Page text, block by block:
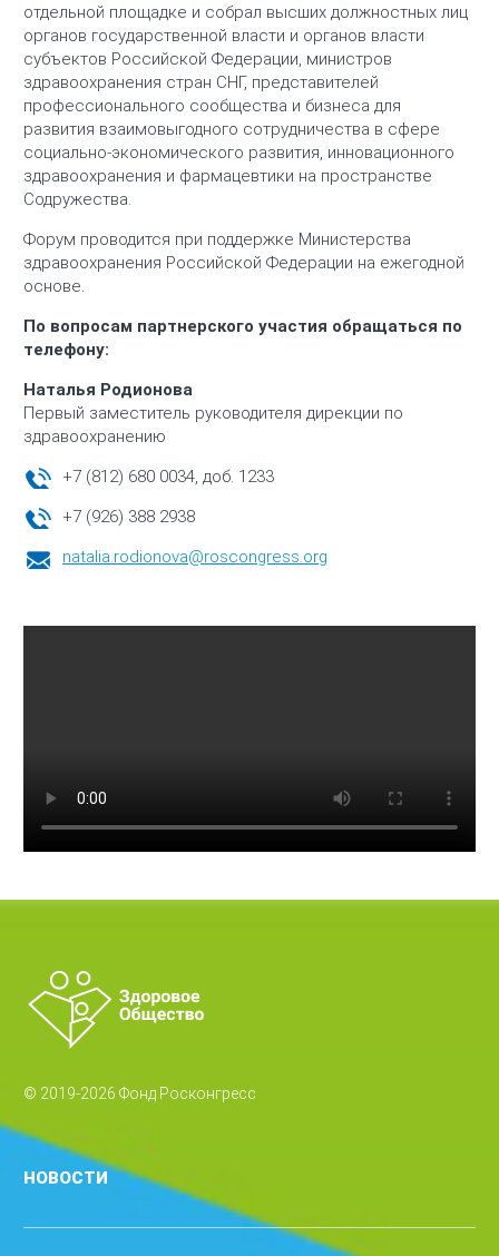
отдельной площадке и собрал высших должностных лиц
органов государственной власти и органов власти
субъектов Российской Федерации, министров
здравоохранения стран СНГ, представителей
профессионального сообщества и бизнеса для
развития взаимовыгодного сотрудничества в сфере
социально-экономического развития, инновационного
здравоохранения и фармацевтики на пространстве
Содружества.
Форум проводится при поддержке Министерства
здравоохранения Российской Федерации на ежегодной
основе.
По вопросам партнерского участия обращаться по
телефону:
Наталья Родионова
Первый заместитель руководителя дирекции по
здравоохранению
+7 (812) 680 0034, доб. 1233
+7 (926) 388 2938
natalia.rodionova@roscongress.org
© 2019-2026 Фонд Росконгресс
НОВОСТИ